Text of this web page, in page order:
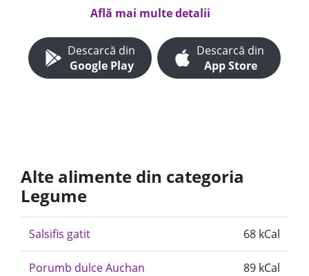
Află mai multe detalii
Descarcă din
Google Play
Descarcă din
App Store
Alte alimente din categoria
Legume
Salsifis gatit 68 kCal
Porumb dulce Auchan 89 kCal